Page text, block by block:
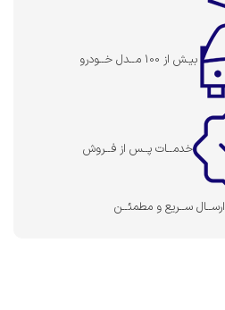
بیـش از 100 مــدل خــودرو
خدمــات پــس از فــروش
ارســال ســریع و مطمئــن